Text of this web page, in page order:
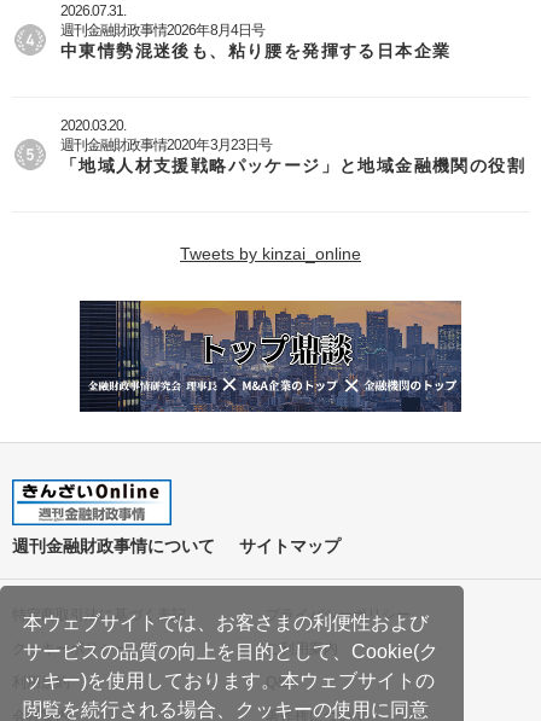
本ウェブサイトでは、お客さまの利便性および
サービスの品質の向上を目的として、Cookie(ク
ッキー)を使用しております。本ウェブサイトの
閲覧を続行される場合、クッキーの使用に同意
2026.07.31.
週刊金融財政事情2026年8月4日号
中東情勢混迷後も、粘り腰を発揮する日本企業
2020.03.20.
週刊金融財政事情2020年3月23日号
「地域人材支援戦略パッケージ」と地域金融機関の役割
Tweets by kinzai_online
週刊金融財政事情について サイトマップ
特定商取引法に基づく表記
プライバシーポリシー
クッキーポリシー
ご利用案内
利用規約
Q&A
会社案内
著作権について